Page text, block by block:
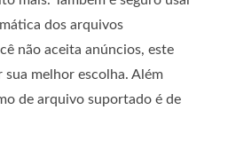
dos arquivos
não aceita anúncios, este
melhor escolha. Além
de arquivo suportado é de